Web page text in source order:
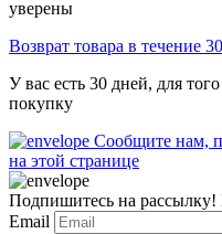
уверены
Возврат товара в течение
У вас есть 30 дней, для
покупку
Сообщите нам,
на этой странице
Подпишитесь на рассылку!
Email